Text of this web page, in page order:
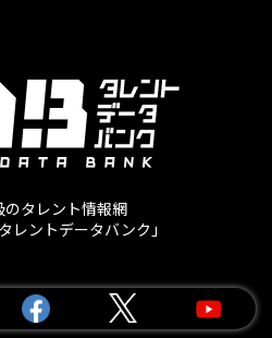
のタレント情報網
レントデータバンク」